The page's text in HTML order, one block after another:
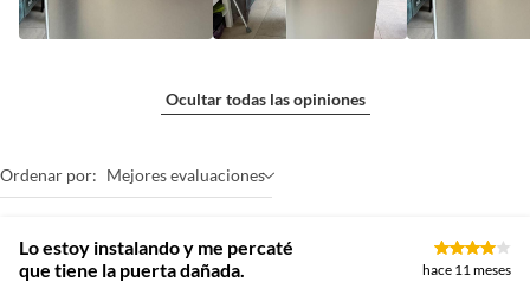
Ocultar todas las opiniones
Ordenar por: Mejores evaluaciones
Lo estoy instalando y me percaté
que tiene la puerta dañada.
hace 11 meses